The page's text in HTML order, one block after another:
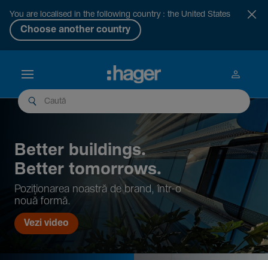
You are localised in the following country : the United States
Choose another country
Better buil­dings.
Better tomor­rows.
Pozi­țio­narea noastră de brand, într-o
nouă formă.
Vezi video